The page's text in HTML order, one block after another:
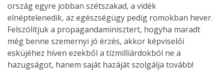
ország egyre jobban szétszakad, a vidék
elnéptelenedik, az egészségügy pedig romokban hever.
Felszólítjuk a propagandaminisztert, hogyha maradt
még benne szemernyi jó érzés, akkor képviselői
esküjéhez híven ezekből a tízmilliárdokból ne a
hazugságot, hanem saját hazáját szolgálja tovább!